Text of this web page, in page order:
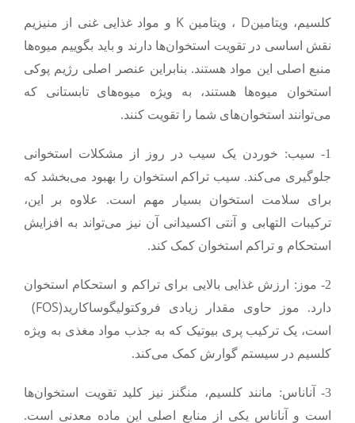
کلسیم، ویتامینD ، ویتامین K و مواد غذایی غنی از منیزیم
نقش اساسی در تقویت استخوان‌ها دارند و باید بگوییم میوه‌ها
منبع اصلی این مواد هستند. بنابراین عنصر اصلی رژیم پوکی
استخوان میوه‌ها هستند، به ویژه میوه‌های تابستانی که
می‌توانند استخوان‌های شما را تقویت کنند.
1- سیب:
خوردن یک سیب در روز از مشکلات استخوانی
جلوگیری می‌کند. سیب تراکم استخوان را بهبود می‌بخشد که
برای سلامت استخوان بسیار مهم است. علاوه بر این،
ترکیبات التهابی و آنتی اکسیدانی آن نیز می‌تواند به افزایش
استحکام و تراکم استخوان کمک کند.
2- موز:
ارزش غذایی بالایی برای تراکم و استحکام استخوان
دارد. موز حاوی مقدار زیادی فروکتولیگوساکارید(FOS)
است، یک ترکیب پری بیوتیک که به جذب مواد مغذی به ویژه
کلسیم در سیستم گوارش کمک می‌کند.
3- آناناس:
مانند کلسیم، منگنز نیز کلید تقویت استخوان‌ها
است و آناناس یکی از منابع اصلی این ماده معدنی است.